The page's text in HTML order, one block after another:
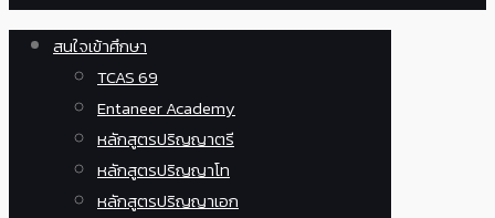
สนใจเข้าศึกษา
TCAS 69
Entaneer Academy
หลักสูตรปริญญาตรี
หลักสูตรปริญญาโท
หลักสูตรปริญญาเอก